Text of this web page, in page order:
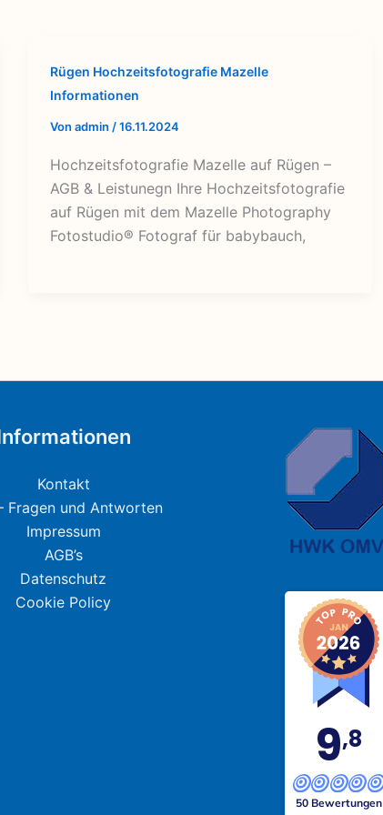
Rügen Hochzeitsfotografie Mazelle
Informationen
Von admin /16.11.2024
Hochzeitsfotografie Mazelle auf Rügen –
AGB & Leistunegn Ihre Hochzeitsfotografie
auf Rügen mit dem Mazelle Photography
Fotostudio® Fotograf für babybauch,
Kontakt
Fragen und Antworten
Impressum
AGB’s
Datenschutz
Cookie Policy
9,8
50 Bewertungen